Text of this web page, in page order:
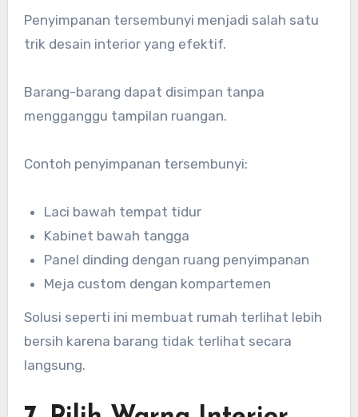
Penyimpanan tersembunyi menjadi salah satu
trik desain interior yang efektif.
Barang-barang dapat disimpan tanpa
mengganggu tampilan ruangan.
Contoh penyimpanan tersembunyi:
Laci bawah tempat tidur
Kabinet bawah tangga
Panel dinding dengan ruang penyimpanan
Meja custom dengan kompartemen
Solusi seperti ini membuat rumah terlihat lebih
bersih karena barang tidak terlihat secara
langsung.